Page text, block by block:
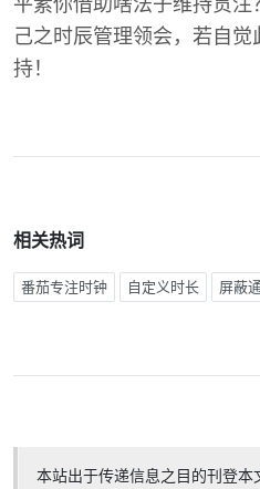
平素你借助啥法子维持贯
己之时辰管理领会，若自
持！
相关热词
番茄专注时钟 自定义时长 屏蔽
本站出于传递信息之目的刊登本